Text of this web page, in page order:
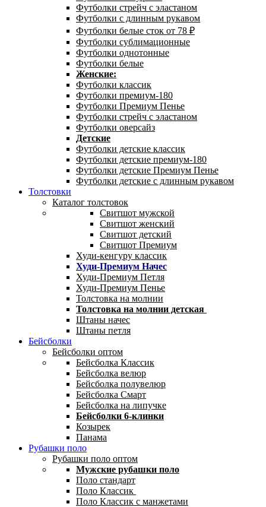
Футболки стрейч с эластаном
Футболки с длинным рукавом
Футболки белые сток от 78 ₽
Футболки сублимационные
Футболки однотонные
Футболки белые
Женские:
Футболки классик
Футболки премиум-180
Футболки Премиум Пенье
Футболки стрейч с эластаном
Футболки оверсайз
Детские
Футболки детские классик
Футболки детские премиум-180
Футболки детские Премиум Пенье
Футболки детские с длинным рукавом
Толстовки
Каталог толстовок
Свитшот мужской
Свитшот женский
Свитшот детский
Свитшот Премиум
Худи-кенгуру классик
Худи-Премиум Начес
Худи-Премиум Петля
Худи-Премиум Пенье
Толстовка на молнии
Толстовка на молнии детская
Штаны начес
Штаны петля
Бейсболки
Бейсболки оптом
Бейсболка Классик
Бейсболка велюр
Бейсболка полувелюр
Бейсболка Смарт
Бейсболка на липучке
Бейсболки 6-клинки
Козырек
Панама
Рубашки поло
Рубашки поло оптом
Мужские рубашки поло
Поло стандарт
Поло Классик
Поло Классик с манжетами